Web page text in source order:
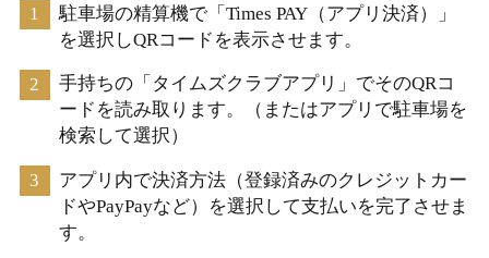
駐車場の精算機で「Times PAY（アプリ決済）」
を選択しQRコードを表示させます。
手持ちの「タイムズクラブアプリ」でそのQRコ
ードを読み取ります。（またはアプリで駐車場を
検索して選択）
アプリ内で決済方法（登録済みのクレジットカー
ドやPayPayなど）を選択して支払いを完了させま
す。